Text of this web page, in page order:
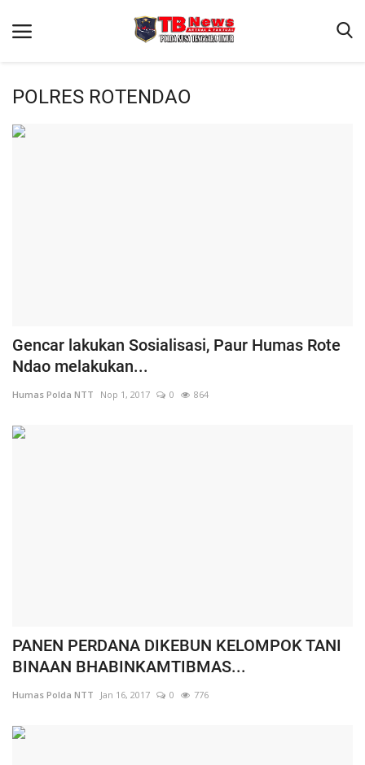
Beranda
Link Polda NTT
POLRES ROTENDAO
Gencar lakukan Sosialisasi, Paur Humas Rote
Ndao melakukan...
Humas Polda NTT Nop 1, 2017 0 864
PANEN PERDANA DIKEBUN KELOMPOK TANI
BINAAN BHABINKAMTIBMAS...
Humas Polda NTT Jan 16, 2017 0 776